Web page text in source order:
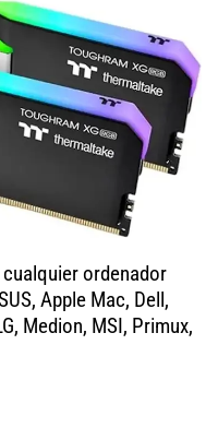
cualquier ordenador
Apple Mac, Dell,
Medion, MSI, Primux,